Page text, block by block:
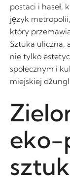
postaci i haseł,
język
który
Sztuka uliczna,
nie tylko
społecznym i
miejskiej
eko-